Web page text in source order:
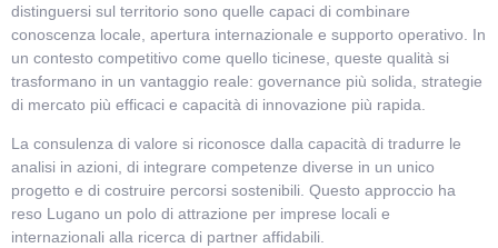
distinguersi sul territorio sono quelle capaci di combinare
conoscenza locale, apertura internazionale e supporto operativo. In
un contesto competitivo come quello ticinese, queste qualità si
trasformano in un vantaggio reale: governance più solida, strategie
di mercato più efficaci e capacità di innovazione più rapida.
La consulenza di valore si riconosce dalla capacità di tradurre le
analisi in azioni, di integrare competenze diverse in un unico
progetto e di costruire percorsi sostenibili. Questo approccio ha
reso Lugano un polo di attrazione per imprese locali e
internazionali alla ricerca di partner affidabili.